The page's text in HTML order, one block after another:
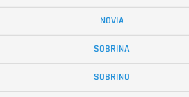
NOVIA
SOBRINA
SOBRINO